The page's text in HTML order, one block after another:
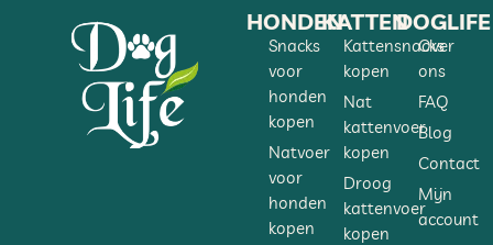
HONDEN
Snacks
voor
honden
kopen
Natvoer
voor
honden
kopen
KATTEN
Kattensnacks
kopen
Nat
kattenvoer
kopen
Droog
kattenvoer
kopen
DOGLIFE
Over
ons
FAQ
Blog
Contact
Mijn
account